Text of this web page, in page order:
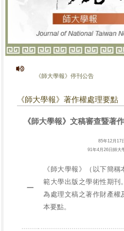
《師大學報》停刊公告
《師大學報》著作權處理要點
《師大學報》文稿審查暨著
85年12月17
91年4月26日師大
一
《師大學報》（以下簡
範大學出版之學術性期刊
為處理文稿之著作財產權
本要點。